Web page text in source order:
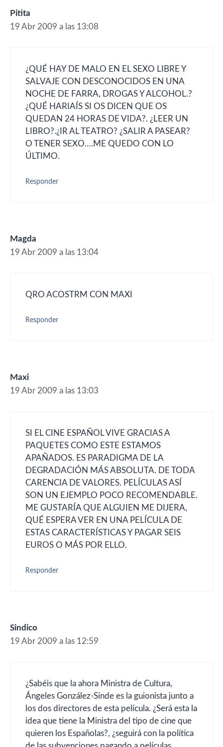
Pitita
19 Abr 2009 a las 13:08
¿QUÉ HAY DE MALO EN EL SEXO LIBRE Y
SALVAJE CON DESCONOCIDOS EN UNA
NOCHE DE FARRA, DROGAS Y ALCOHOL.?
¿QUÉ HARIAÍS SI OS DICEN QUE OS
QUEDAN 24 HORAS DE VIDA?. ¿LEER UN
LIBRO?.¿IR AL TEATRO? ¿SALIR A PASEAR?
O TENER SEXO….ME QUEDO CON LO
ÚLTIMO.
Responder
Magda
19 Abr 2009 a las 13:04
QRO ACOSTRM CON MAXI
Responder
Maxi
19 Abr 2009 a las 13:03
SI EL CINE ESPAÑOL VIVE GRACIAS A
PAQUETES COMO ESTE ESTAMOS
APAÑADOS. ES PARADIGMA DE LA
DEGRADACIÓN MÁS ABSOLUTA. DE TODA
CARENCIA DE VALORES. PELÍCULAS ASÍ
SON UN EJEMPLO POCO RECOMENDABLE.
ME GUSTARÍA QUE ALGUIEN ME DIJERA,
QUÉ ESPERA VER EN UNA PELÍCULA DE
ESTAS CARACTERÍSTICAS Y PAGAR SEIS
EUROS O MÁS POR ELLO.
Responder
Sindico
19 Abr 2009 a las 12:59
¿Sabéis que la ahora Ministra de Cultura,
Ángeles González-Sinde es la guionista junto a
los dos directores de esta película. ¿Será esta la
idea que tiene la Ministra del tipo de cine que
quieren los Españolas?, ¿seguirá con la política